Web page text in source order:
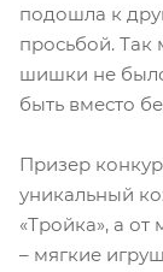
подошла к
просьбой.
шишки не
быть вместо
Призер
уникальный
«Тройка», а от
– мягкие